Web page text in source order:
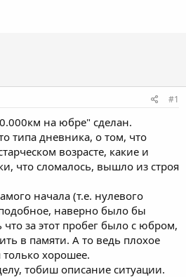
#1
на юбре" сделан.
типа дневника, о том, что
возрасте, какие и
что сломалось, вышло из строя
начала (т.е. нулевого
наверно было бы
что за этот пробег было с юбром,
в памяти. А то ведь плохое
только хорошее.
тобиш описание ситуации.